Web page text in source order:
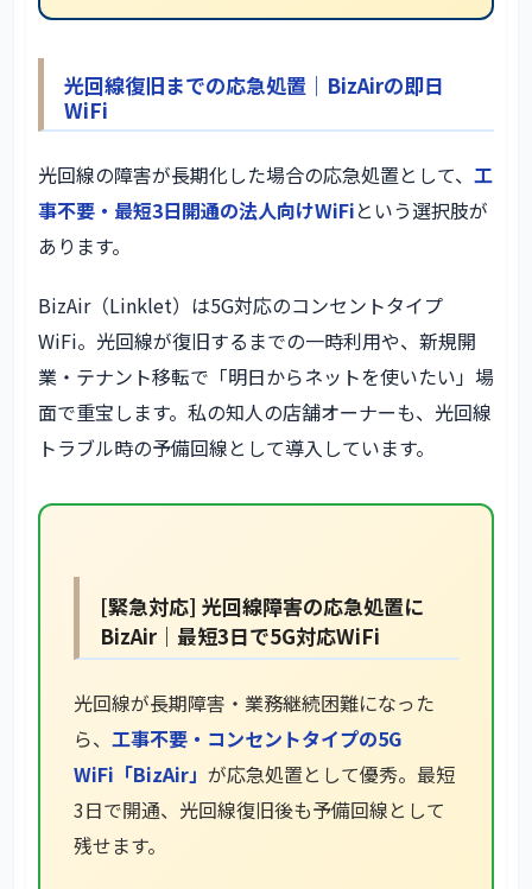
光回線復旧までの応急処置｜BizAirの即日
WiFi
光回線の障害が長期化した場合の応急処置として、 工
事不要・最短3日開通の法人向けWiFiという選択肢が
あります。
BizAir（Linklet）は5G対応のコンセントタイプ
WiFi。光回線が復旧するまでの一時利用や、新規開
業・テナント移転で「明日からネットを使いたい」場
面で重宝します。私の知人の店舗オーナーも、光回線
トラブル時の予備回線として導入しています。
[緊急対応] 光回線障害の応急処置に
BizAir｜最短3日で5G対応WiFi
光回線が長期障害・業務継続困難になった
ら、 工事不要・コンセントタイプの5G
WiFi「BizAir」 が応急処置として優秀。最短
3日で開通、光回線復旧後も予備回線として
残せます。